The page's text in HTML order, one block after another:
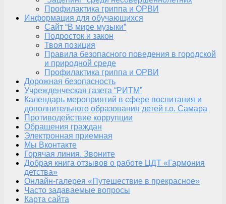
Профилактика гриппа и ОРВИ
Информация для обучающихся
Сайт “В мире музыки”
Подросток и закон
Твоя позиция
Правила безопасного поведения в городской
и природной среде
Профилактика гриппа и ОРВИ
Дорожная безопасность
Учрежденческая газета “РИТМ”
Календарь мероприятий в сфере воспитания и
дополнительного образования детей г.о. Самара
Противодействие коррупции
Обращения граждан
Электронная приемная
Мы Вконтакте
Горячая линия. Звоните
Добрая книга отзывов о работе ЦДТ «Гармония
детства»
Онлайн-галерея «Путешествие в прекрасное»
Часто задаваемые вопросы
Карта сайта